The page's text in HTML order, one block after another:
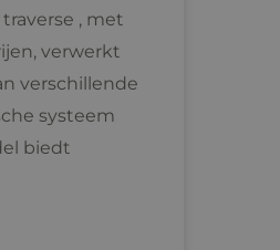
, met
verwerkt
verschillende
systeem
biedt